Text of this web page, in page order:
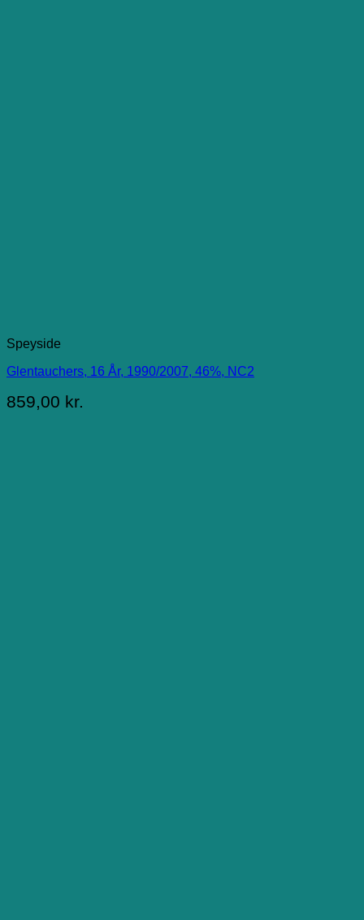
Speyside
Glentauchers, 16 År, 1990/2007, 46%, NC2
859,00 kr.